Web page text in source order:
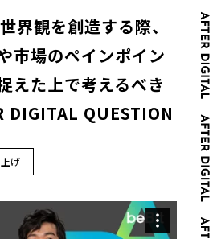
界観を創造する際、
市場のペインポイン
えた上で考えるべき
DIGITAL QUESTION
げ